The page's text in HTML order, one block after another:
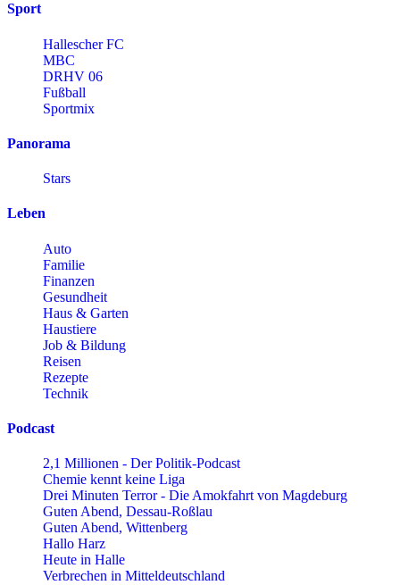
Sport
Hallescher FC
MBC
DRHV 06
Fußball
Sportmix
Panorama
Stars
Leben
Auto
Familie
Finanzen
Gesundheit
Haus & Garten
Haustiere
Job & Bildung
Reisen
Rezepte
Technik
Podcast
2,1 Millionen - Der Politik-Podcast
Chemie kennt keine Liga
Drei Minuten Terror - Die Amokfahrt von Magdeburg
Guten Abend, Dessau-Roßlau
Guten Abend, Wittenberg
Hallo Harz
Heute in Halle
Verbrechen in Mitteldeutschland